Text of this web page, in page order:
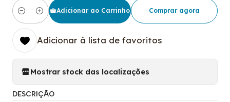
Quantidade
Adicionar ao Carrinho Comprar agora
Adicionar à lista de favoritos
Mostrar stock das localizações
DESCRIÇÃO